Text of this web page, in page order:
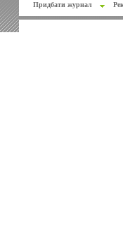
Придбати журнал